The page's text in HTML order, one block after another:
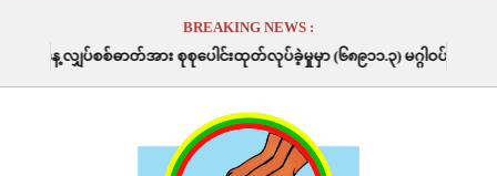
BREAKING NEWS :
ါင်းထုတ်လုပ်ခဲ့မှုမှာ (၆၈၉၁၁.၃) မဂ္ဂါဝပ်နာရီဖြစ်ပါသည်။